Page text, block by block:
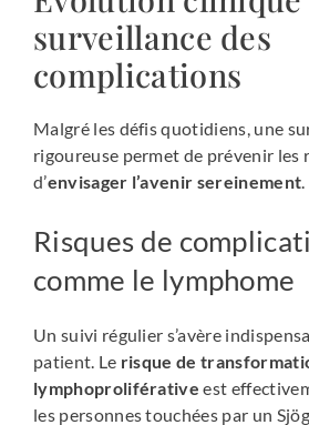
surveillance des
complications
Malgré les défis quotidiens, une
rigoureuse permet de prévenir les
d’envisager l’avenir sereinement.
Risques de
comme le lymphome
Un suivi régulier s’avère
patient. Le risque de
lymphoproliférative est
les personnes touchées par un